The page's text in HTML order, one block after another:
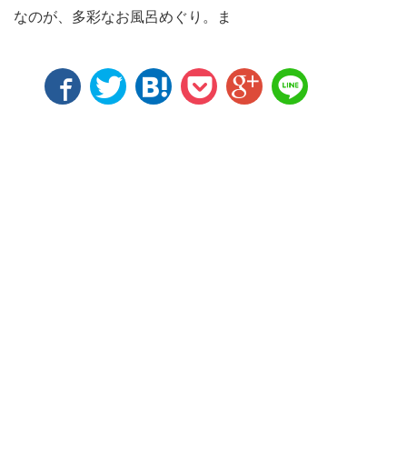
なのが、多彩なお風呂めぐり。ま